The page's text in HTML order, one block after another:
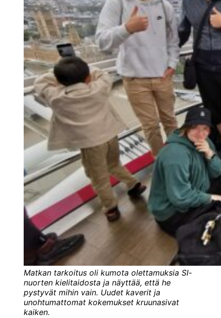
Matkan tarkoitus oli kumota olettamuksia SI-
nuorten kielitaidosta ja näyttää, että he
pystyvät mihin vain. Uudet kaverit ja
unohtumattomat kokemukset kruunasivat
kaiken.